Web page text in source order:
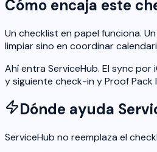
Cómo encaja este
Un checklist en papel funciona.
limpiar sino en coordinar
Ahí entra ServiceHub. El sync
y siguiente check-in y Proof
Dónde ayuda
ServiceHub no reemplaza el